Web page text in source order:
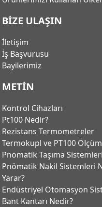
BİZE ULAŞIN
İletişim
İş Başvurusu
Bayilerimiz
METIN
Kontrol Cihazları
Pt100 Nedir?
Rezistans Termometreler
Termokupl ve PT100
Pnömatik Taşıma Sistemleri
Pnömatik Nakil Sistemleri
Yarar?
Endüstriyel Otomasyon
Bant Kantarı Nedir?